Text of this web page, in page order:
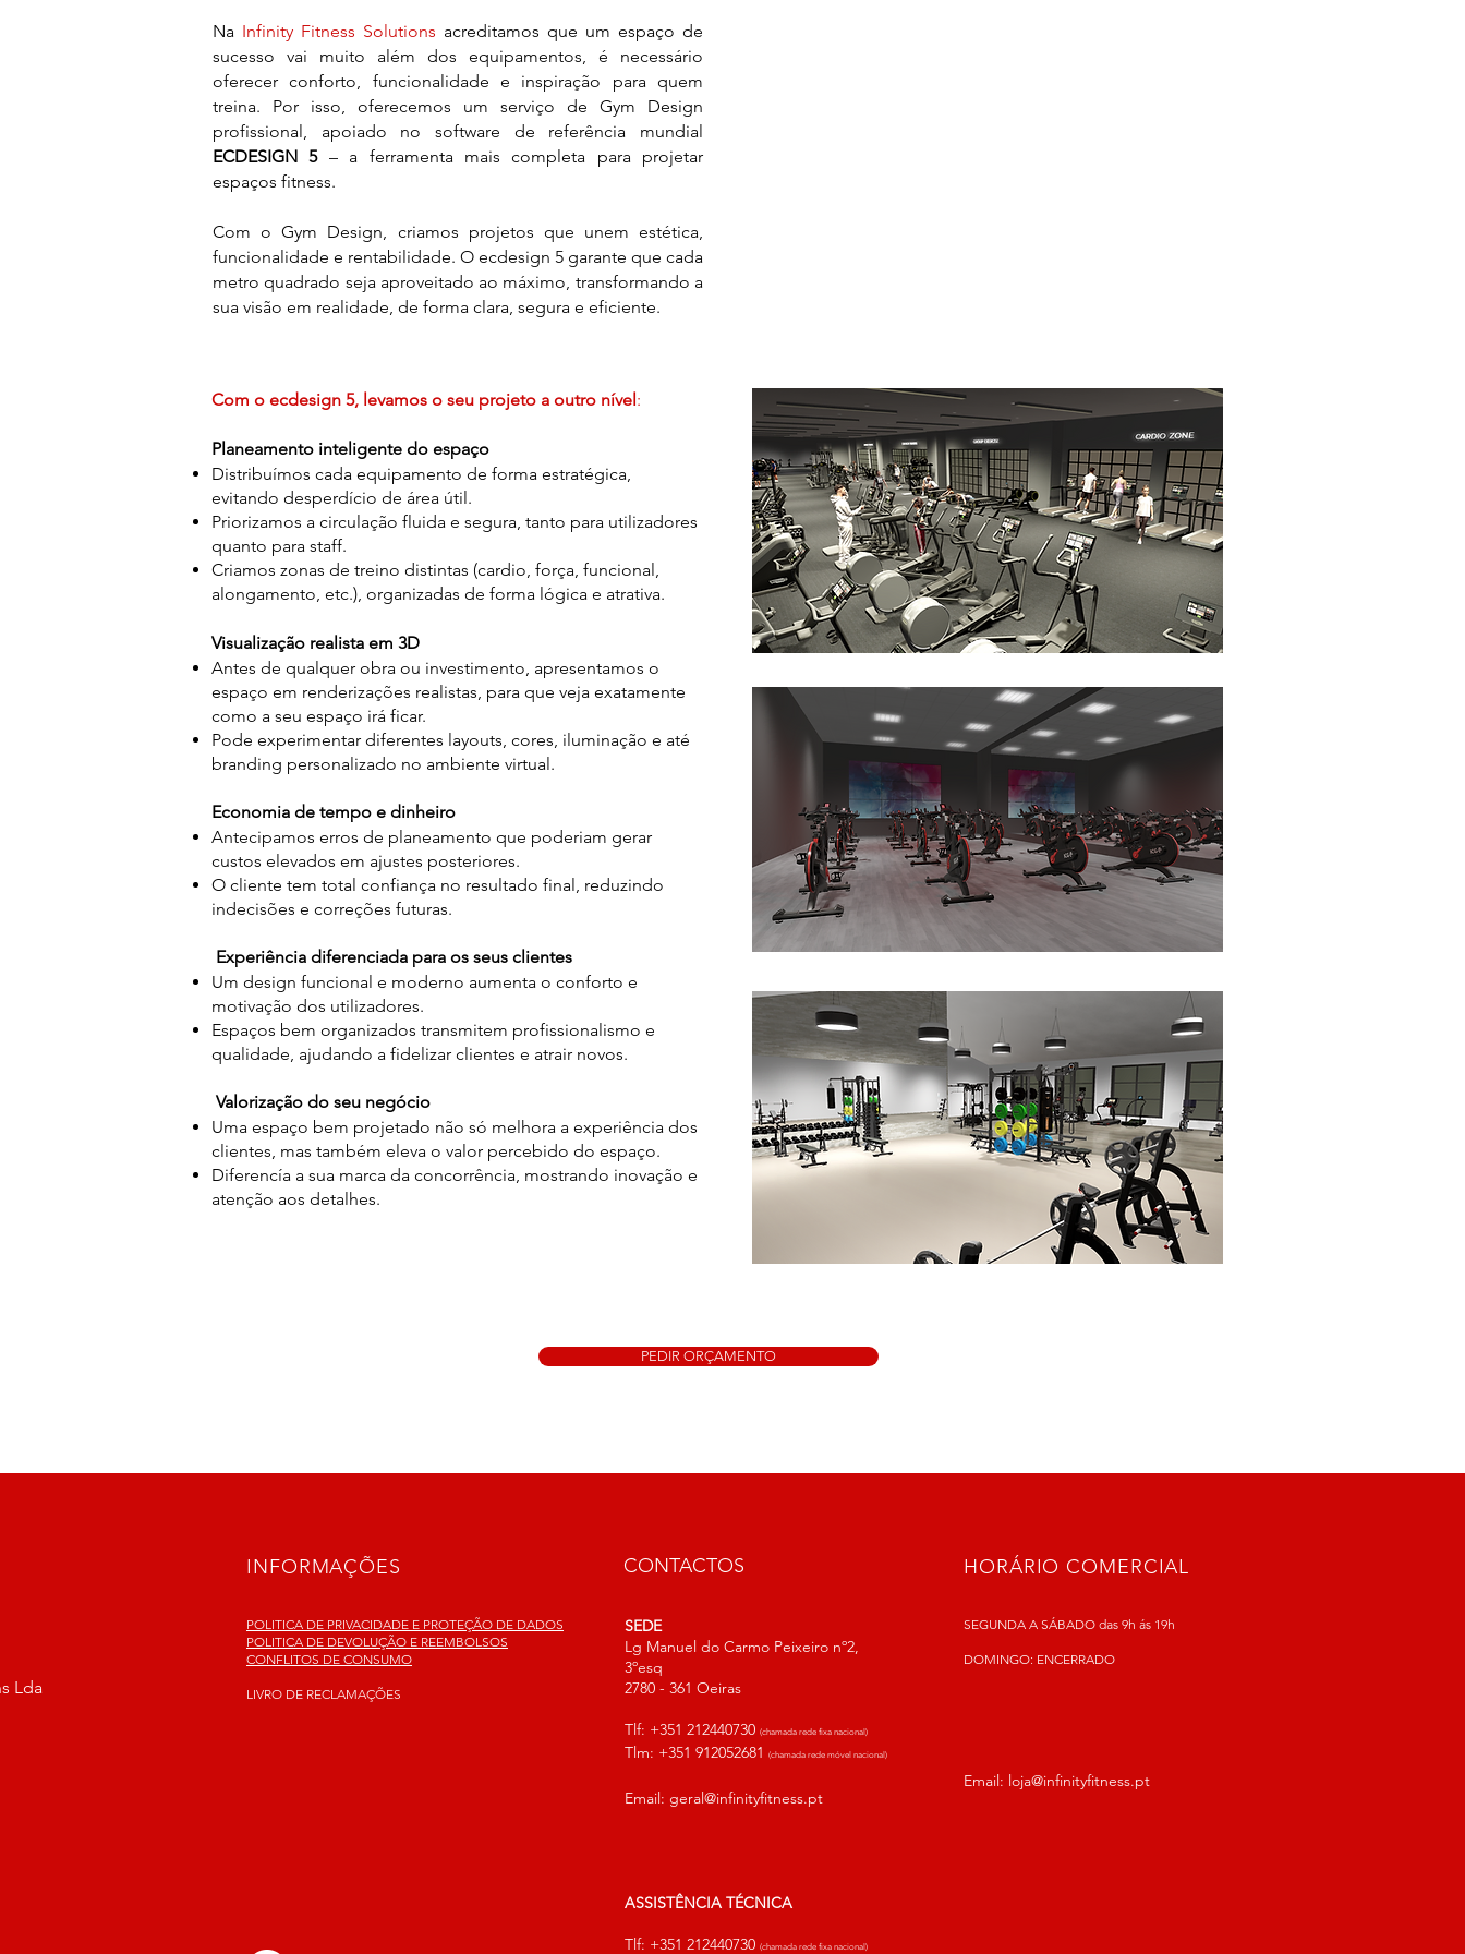
Na Infinity Fitness Solutions acreditamos que um espaço de
sucesso vai muito além dos equipamentos, é necessário
oferecer conforto, funcionalidade e inspiração para quem
treina. Por isso, oferecemos um serviço de Gym Design
profissional, apoiado no software de referência mundial
ECDESIGN 5– a ferramenta mais completa para projetar
espaços fitness.
Com o Gym Design, criamos projetos que unem estética,
funcionalidade e rentabilidade. O ecdesign 5 garante que cada
metro quadrado seja aproveitado ao máximo, transformando a
sua visão em realidade, de forma clara, segura e eficiente.
Com o ecdesign 5, levamos o seu projeto a outro nível:
Planeamento inteligente do espaço
Distribuímos cada equipamento de forma estratégica,
evitando desperdício de área útil.
Priorizamos a circulação fluida e segura, tanto para utilizadores
quanto para staff.
Criamos zonas de treino distintas (cardio, força, funcional,
alongamento, etc.), organizadas de forma lógica e atrativa.
Visualização realista em 3D
Antes de qualquer obra ou investimento, apresentamos o
espaço em renderizações realistas, para que veja exatamente
como a seu espaço irá ficar.
Pode experimentar diferentes layouts, cores, iluminação e até
branding personalizado no ambiente virtual.
Economia de tempo e dinheiro
Antecipamos erros de planeamento que poderiam gerar
custos elevados em ajustes posteriores.
O cliente tem total confiança no resultado final, reduzindo
indecisões e correções futuras.
Experiência diferenciada para os seus clientes
Um design funcional e moderno aumenta o conforto e
motivação dos utilizadores.
Espaços bem organizados transmitem profissionalismo e
qualidade, ajudando a fidelizar clientes e atrair novos.
Valorização do seu negócio
Uma espaço bem projetado não só melhora a experiência dos
clientes, mas também eleva o valor percebido do espaço.
Diferencía a sua marca da concorrência, mostrando inovação e
atenção aos detalhes.
PEDIR ORÇAMENTO
Lda
INFORMAÇÕES CONTACTOS
POLITICA DE PRIVACIDADE E PROTEÇÃO DE DADOS
POLITICA DE DEVOLUÇÃO E REEMBOLSOS
CONFLITOS DE CONSUMO
LIVRO DE RECLAMAÇÕES
SEDE
Lg Manuel do Carmo Peixeiro nº2,
3ºesq
2780 - 361 Oeiras
Tlf: +351 212440730 (chamada rede fixa nacional)
Tlm: +351 912052681 (chamada rede móvel nacional)
Email: geral@infinityfitness.pt
ASSISTÊNCIA TÉCNICA
Tlf: +351 212440730 (chamada rede fixa nacional)
HORÁRIO COMERCIAL
SEGUNDA A SÁBADO das 9h ás 19h
DOMINGO: ENCERRADO
Email: loja@infinityfitness.pt